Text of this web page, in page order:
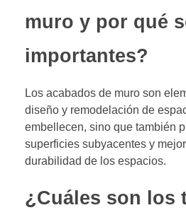
muro y por qué
importantes?
Los acabados de muro son
diseño y remodelación de
embellecen, sino que también
superficies subyacentes y
durabilidad de los espacios.
¿Cuáles son los